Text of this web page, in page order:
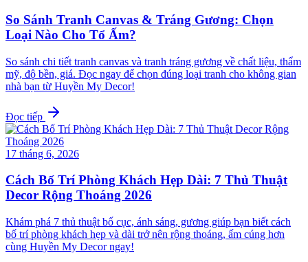
So Sánh Tranh Canvas & Tráng Gương: Chọn
Loại Nào Cho Tổ Ấm?
So sánh chi tiết tranh canvas và tranh tráng gương về chất liệu, thẩm
mỹ, độ bền, giá. Đọc ngay để chọn đúng loại tranh cho không gian
nhà bạn từ Huyền My Decor!
Đọc tiếp
17 tháng 6, 2026
Cách Bố Trí Phòng Khách Hẹp Dài: 7 Thủ Thuật
Decor Rộng Thoáng 2026
Khám phá 7 thủ thuật bố cục, ánh sáng, gương giúp bạn biết cách
bố trí phòng khách hẹp và dài trở nên rộng thoáng, ấm cúng hơn
cùng Huyền My Decor ngay!